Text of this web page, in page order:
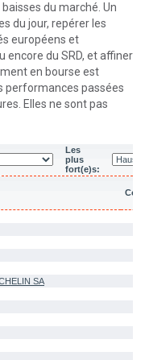
du marché. Un
du jour, repérer les
européens et
encore du SRD, et affiner
en bourse est
performances passées
Elles ne sont pas